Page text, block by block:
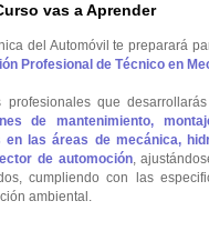
vas a Aprender
del Automóvil te preparará
Profesional de Técnico en
profesionales que
de mantenimiento,
en las áreas de mecánica,
de automoción,
cumpliendo con las
ambiental.